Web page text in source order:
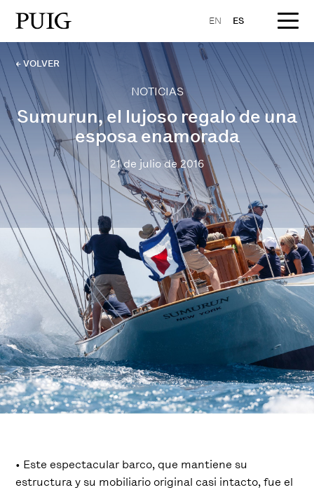
EN ES
← VOLVER
NOTICIAS
Sumurun, el lujoso regalo de una
esposa enamorada
21 de julio de 2016
• Este espectacular barco, que mantiene su
estructura y su mobiliario original casi intacto, fue el